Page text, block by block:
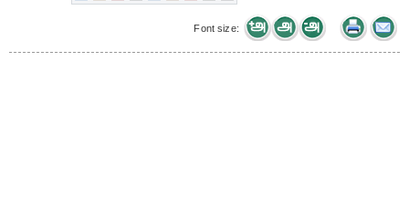
Font size: